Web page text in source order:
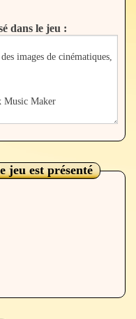
dans le jeu :
jeu est présenté